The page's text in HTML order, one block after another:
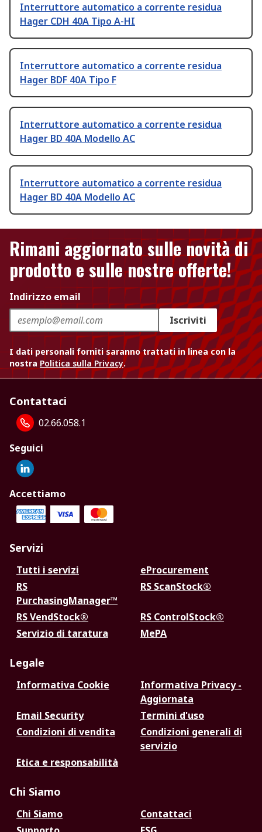
Interruttore automatico a corrente residua
Hager CDH 40A Tipo A-HI
Interruttore automatico a corrente residua
Hager BDF 40A Tipo F
Interruttore automatico a corrente residua
Hager BD 40A Modello AC
Interruttore automatico a corrente residua
Hager BD 40A Modello AC
Rimani aggiornato sulle novità di
prodotto e sulle nostre offerte!
Indirizzo email
Iscriviti
I dati personali forniti saranno trattati in linea con la
nostra Politica sulla Privacy.
Contattaci
02.66.058.1
Seguici
Accettiamo
Servizi
Tutti i servizi
eProcurement
RS
PurchasingManager™
RS ScanStock®
RS VendStock®
RS ControlStock®
Servizio di taratura
MePA
Legale
Informativa Cookie
Informativa Privacy -
Aggiornata
Email Security
Termini d'uso
Condizioni di vendita
Condizioni generali di
servizio
Etica e responsabilità
Chi Siamo
Chi Siamo
Contattaci